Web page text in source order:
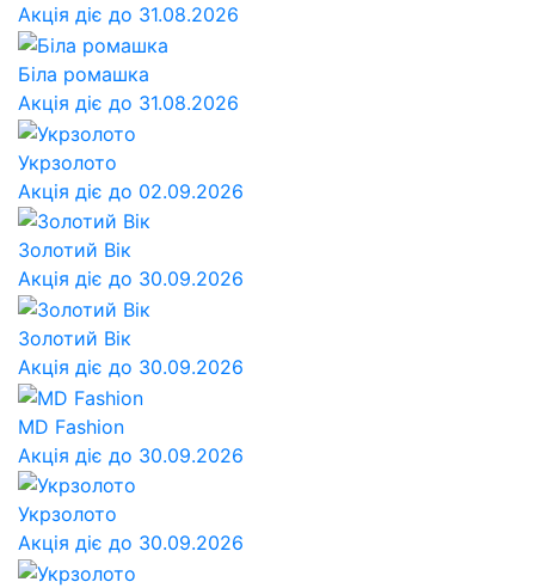
Акція діє до 31.08.2026
Біла ромашка
Акція діє до 31.08.2026
Укрзолото
Акція діє до 02.09.2026
Золотий Вік
Акція діє до 30.09.2026
Золотий Вік
Акція діє до 30.09.2026
MD Fashion
Акція діє до 30.09.2026
Укрзолото
Акція діє до 30.09.2026